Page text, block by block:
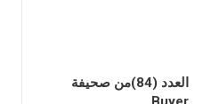
العدد (84)من صحيفة